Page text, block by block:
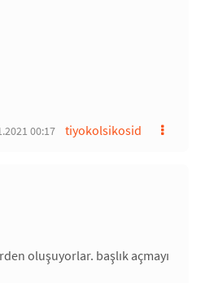
tiyokolsikosid
00:17
oluşuyorlar. başlık açmayı